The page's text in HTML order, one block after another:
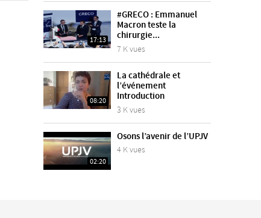
17:13
#GRECO : Emmanuel
Macron teste la
chirurgie...
7 K vues
08:20
La cathédrale et
l’événement
Introduction
3 K vues
02:20
Osons l’avenir de l’UPJV
4 K vues